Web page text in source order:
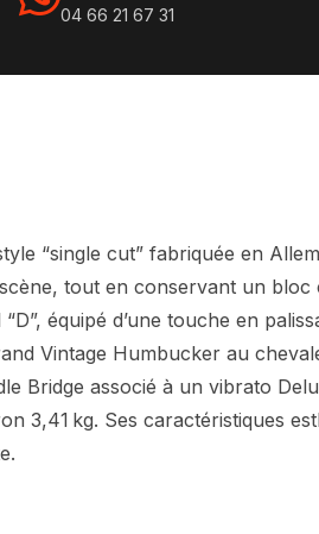
04 66 21 67 31
“single cut” fabriquée en
tout en conservant un bloc
équipé d’une touche en
Vintage Humbucker au
Bridge associé à un vibrato
3,41 kg. Ses caractéristiques